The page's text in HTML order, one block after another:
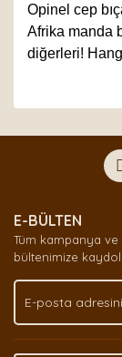
Opinel cep
Afrika manda
diğerleri!
formunu
Görüş ve
Ürün
Ürün
Bu ürüne
E-BÜLTEN
Tüm kampanya
bültenimize